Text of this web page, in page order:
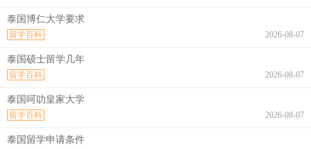
泰国博仁大学要求
2026-08-07
留学百科
泰国硕士留学几年
2026-08-07
留学百科
泰国呵叻皇家大学
2026-08-07
留学百科
泰国留学申请条件